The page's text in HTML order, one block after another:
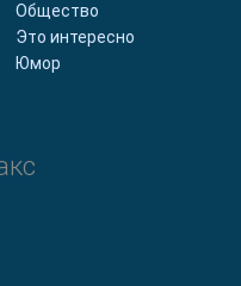
Общество
Это интересно
Юмор